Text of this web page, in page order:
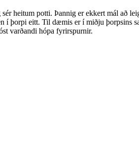
heitum potti. Þannig er ekkert mál að
í þorpi eitt. Til dæmis er í miðju þorpsins
varðandi hópa fyrirspurnir.